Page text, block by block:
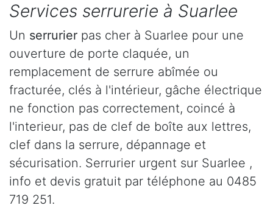
Services serrurerie à Suarlee
Un serrurier pas cher à Suarlee pour une
ouverture de porte claquée, un
remplacement de serrure abîmée ou
fracturée, clés à l'intérieur, gâche électrique
ne fonction pas correctement, coincé à
l'interieur, pas de clef de boîte aux lettres,
clef dans la serrure, dépannage et
sécurisation. Serrurier urgent sur Suarlee ,
info et devis gratuit par téléphone au 0485
719 251.